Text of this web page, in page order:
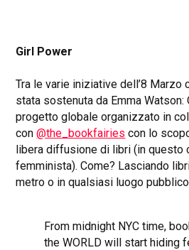
Girl Power
Tra le varie iniziative dell’8 Marzo
stata sostenuta da Emma Watson:
progetto globale organizzato in
con@the_bookfairies con lo
libera diffusione di libri (in questo
femminista). Come? Lasciando
metro o in qualsiasi luogo
From midnight NYC time,
the WORLD will start hiding